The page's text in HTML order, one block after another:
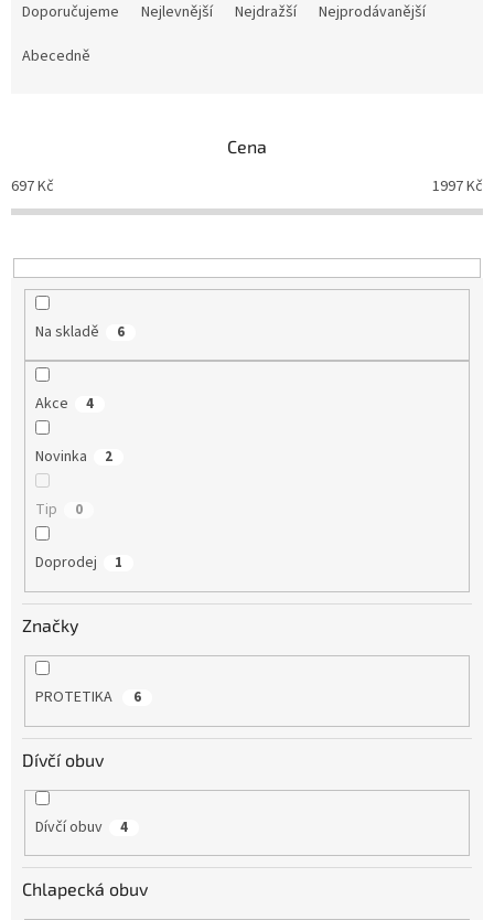
o
d
k
t
Doporučujeme Nejlevnější Nejdražší
Nejprodávanější
Abecedně
Cena
697Kč 1997Kč
Na skladě 6
Akce 4
Novinka 2
Tip 0
Doprodej 1
Značky
PROTETIKA 6
Dívčí obuv
Dívčí obuv 4
Chlapecká obuv